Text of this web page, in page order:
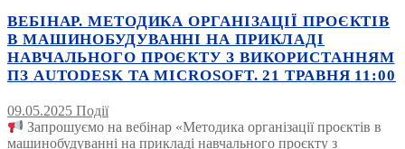
ВЕБІНАР. МЕТОДИКА ОРГАНІЗАЦІЇ ПРОЄКТІВ
В МАШИНОБУДУВАННІ НА ПРИКЛАДІ
НАВЧАЛЬНОГО ПРОЄКТУ З ВИКОРИСТАННЯМ
ПЗ AUTODESK ТА MICROSOFT. 21 ТРАВНЯ 11:00
09.05.2025 Події
Запрошуємо на вебінар «Методика організації проєктів в
машинобудуванні на прикладі навчального проєкту з